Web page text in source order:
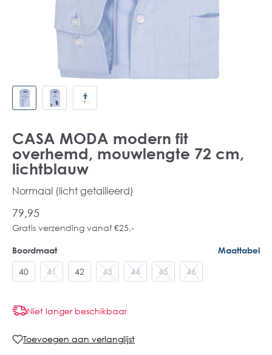
CASA MODA modern fit
overhemd, mouwlengte 72 cm,
lichtblauw
Normaal (licht getailleerd)
79,95
Gratis verzending vanaf €25,-
Boordmaat Maattabel
40 41 42 43 44 45 46
Niet langer beschikbaar
Toevoegen aan verlanglijst